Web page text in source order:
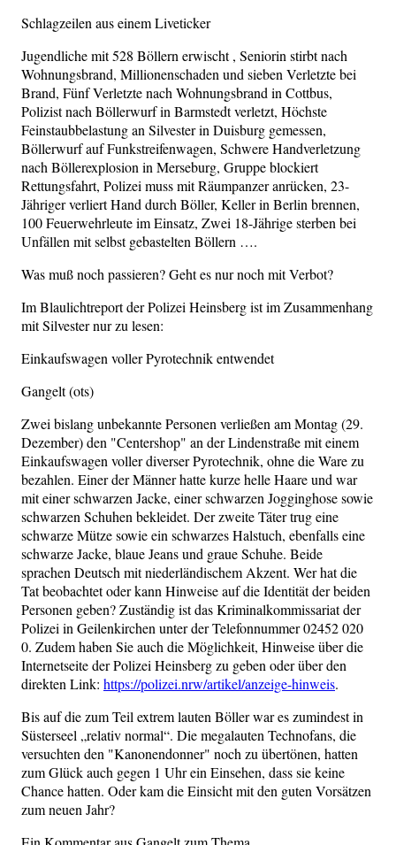
Schlagzeilen aus einem Liveticker
Jugendliche mit 528 Böllern erwischt , Seniorin stirbt nach
Wohnungsbrand, Millionenschaden und sieben Verletzte bei
Brand, Fünf Verletzte nach Wohnungsbrand in Cottbus,
Polizist nach Böllerwurf in Barmstedt verletzt, Höchste
Feinstaubbelastung an Silvester in Duisburg gemessen,
Böllerwurf auf Funkstreifenwagen, Schwere Handverletzung
nach Böllerexplosion in Merseburg, Gruppe blockiert
Rettungsfahrt, Polizei muss mit Räumpanzer anrücken, 23-
Jähriger verliert Hand durch Böller, Keller in Berlin brennen,
100 Feuerwehrleute im Einsatz, Zwei 18-Jährige sterben bei
Unfällen mit selbst gebastelten Böllern ….
Was muß noch passieren? Geht es nur noch mit Verbot?
Im Blaulichtreport der Polizei Heinsberg ist im Zusammenhang
mit Silvester nur zu lesen:
Einkaufswagen voller Pyrotechnik entwendet
Gangelt (ots)
Zwei bislang unbekannte Personen verließen am Montag (29.
Dezember) den "Centershop" an der Lindenstraße mit einem
Einkaufswagen voller diverser Pyrotechnik, ohne die Ware zu
bezahlen. Einer der Männer hatte kurze helle Haare und war
mit einer schwarzen Jacke, einer schwarzen Jogginghose sowie
schwarzen Schuhen bekleidet. Der zweite Täter trug eine
schwarze Mütze sowie ein schwarzes Halstuch, ebenfalls eine
schwarze Jacke, blaue Jeans und graue Schuhe. Beide
sprachen Deutsch mit niederländischem Akzent. Wer hat die
Tat beobachtet oder kann Hinweise auf die Identität der beiden
Personen geben? Zuständig ist das Kriminalkommissariat der
Polizei in Geilenkirchen unter der Telefonnummer 02452 020
0. Zudem haben Sie auch die Möglichkeit, Hinweise über die
Internetseite der Polizei Heinsberg zu geben oder über den
direkten Link: https://polizei.nrw/artikel/anzeige-hinweis.
Bis auf die zum Teil extrem lauten Böller war es zumindest in
Süsterseel „relativ normal“. Die megalauten Technofans, die
versuchten den "Kanonendonner" noch zu übertönen, hatten
zum Glück auch gegen 1 Uhr ein Einsehen, dass sie keine
Chance hatten. Oder kam die Einsicht mit den guten Vorsätzen
zum neuen Jahr?